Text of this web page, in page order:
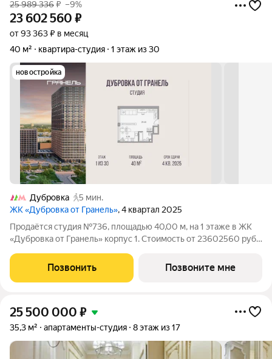
25 989 336₽ –9%
23 602 560 ₽
от 93 363 ₽ в месяц
40 м²
квартира-студия 1 этаж из 30
новостройка
Дубровка
5 мин.
ЖК «Дубровка от Гранель», 4 квартал 2025
Продаётся студия №736, площадью 40,00 м, на 1 этаже в ЖК
«Дубровка от Гранель» корпус 1. Стоимость от 23602560 руб.
двор. «Дубровка от Гранель» жилой квартал в Южнопортовом
районе столицы,
Позвонить Позвоните мне
25 500 000 ₽
35,3 м² апартаменты-студия 8 этаж из 17